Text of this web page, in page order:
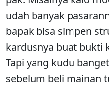
udah banyak
bapak bisa simpen
kardusnya buat bukti
Tapi yang kudu
sebelum beli mainan